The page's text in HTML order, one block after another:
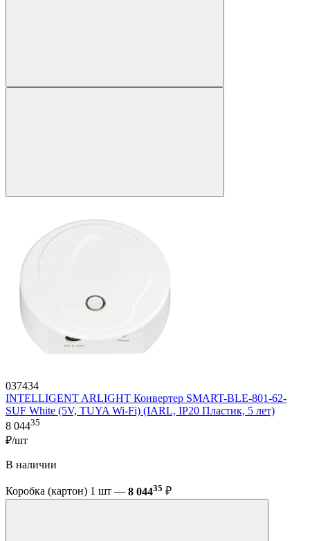
037434
INTELLIGENT ARLIGHT Конвертер SMART-BLE-801-62-
SUF White (5V, TUYA Wi-Fi) (IARL, IP20 Пластик, 5 лет)
8 04435
₽/шт
В наличии
Коробка (картон) 1 шт — 8 04435 ₽